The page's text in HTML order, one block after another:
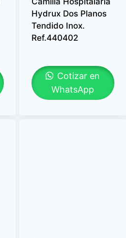
Hydrux Dos Planos
Tendido Inox.
Ref.440402
Cotizar en
WhatsApp